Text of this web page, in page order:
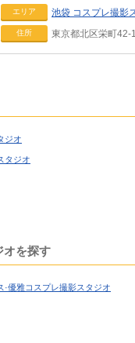
エリア 池袋 コスプレ撮影
住所 東京都北区栄町42-
ジオ
タジオ
オを探す
·優雅コスプレ撮影スタジオ